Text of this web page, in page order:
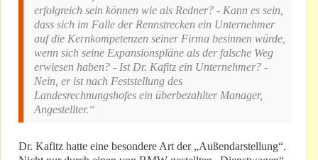
erfolgreich sein können wie als Redner? - Kann es sein,
dass sich im Falle der Rennstrecken ein Unternehmer
auf die Kernkompetenzen seiner Firma besinnen würde,
wenn sich seine Expansionspläne als der falsche Weg
erwiesen haben? - Ist Dr. Kafitz ein Unternehmer? -
Nein, er ist nach Feststellung des
Landesrechnungshofes ein überbezahlter Manager,
Angestellter.“
Dr. Kafitz hatte eine besondere Art der „Außendarstellung“.